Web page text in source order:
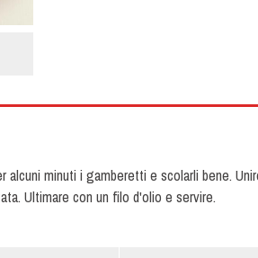
minuti i gamberetti e scolarli bene.
Ultimare con un filo d'olio e servire.